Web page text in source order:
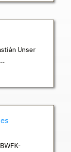
Unser